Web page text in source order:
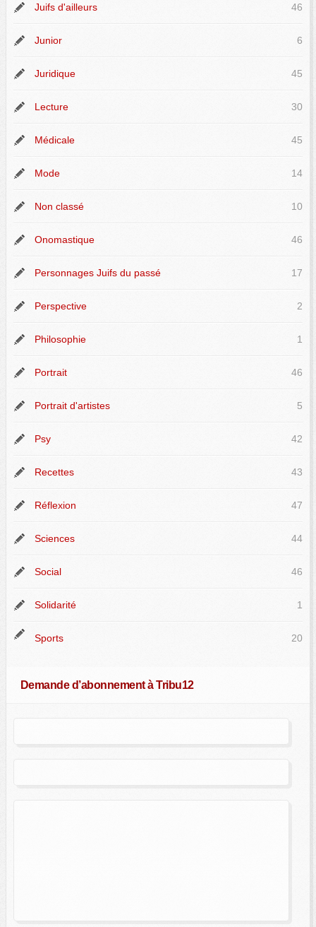
Juifs d'ailleurs 46
Junior 6
Juridique 45
Lecture 30
Médicale 45
Mode 14
Non classé 10
Onomastique 46
Personnages Juifs du passé 17
Perspective 2
Philosophie 1
Portrait 46
Portrait d'artistes 5
Psy 42
Recettes 43
Réflexion 47
Sciences 44
Social 46
Solidarité 1
Sports 20
Demande d’abonnement à Tribu12